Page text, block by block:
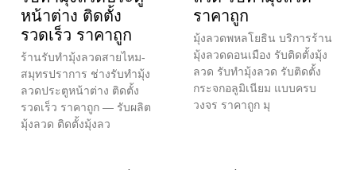
หน้าต่าง ติดตั้ง
รวดเร็ว ราคาถูก
ร้านรับทำมุ้งลวดสายไหม-
สมุทรปราการ ช่างรับทำมุ้ง
ลวดประตูหน้าต่าง ติดตั้ง
รวดเร็ว ราคาถูก — รับผลิต
มุ้งลวด ติดตั้งมุ้งลว
ราคาถูก
มุ้งลวดพหลโยธิน บริการร้าน
มุ้งลวดดอนเมือง รับติดตั้งมุ้ง
ลวด รับทำมุ้งลวด รับติดตั้ง
กระจกอลูมิเนียม แบบครบ
วงจร ราคาถูก มุ